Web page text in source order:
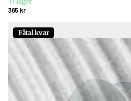
365 kr
Fåtal kvar